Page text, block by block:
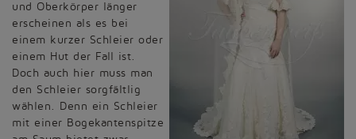
und Oberkörper länger
erscheinen als es bei
einem kurzer Schleier oder
einem Hut der Fall ist.
Doch auch hier muss man
den Schleier sorgfältlig
wählen. Denn ein Schleier
mit einer Bogekantenspitze